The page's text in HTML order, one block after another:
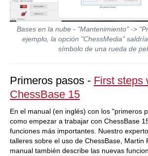
Bases en la nube - "Mantenimiento" ->
ejemplo, la opción "ChessMedia"
símbolo de una rueda de
Primeros pasos - First steps
ChessBase 15
En el manual (en inglés) con los "primeros
como empezar a trabajar con ChessBase
funciones más importantes. Nuestro
talleres sobre el uso de ChessBase, Martin
manual también describe las nuevas